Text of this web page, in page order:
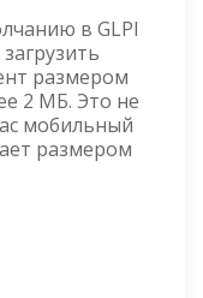
в GLPI
размером
2 МБ. Это не
мобильный
размером